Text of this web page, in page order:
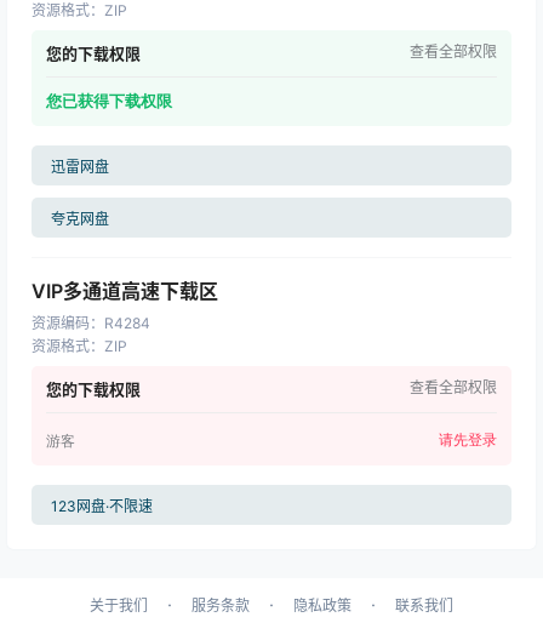
资源格式： ZIP
您的下载权限 查看全部权限
您已获得下载权限
迅雷网盘
夸克网盘
VIP多通道高速下载区
资源编码： R4284
资源格式： ZIP
您的下载权限 查看全部权限
游客 请先登录
123网盘·不限速
关于我们 · 服务条款 · 隐私政策 · 联系我们